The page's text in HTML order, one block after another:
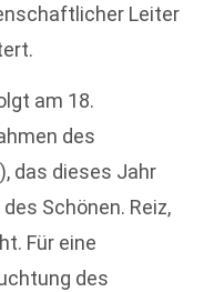
Leiter
am 18.
des
das dieses Jahr
Schönen. Reiz,
Für eine
des